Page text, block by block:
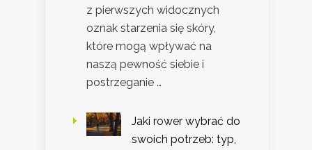
z pierwszych widocznych
oznak starzenia się skóry,
które mogą wpływać na
naszą pewność siebie i
postrzeganie …
Jaki rower wybrać do
swoich potrzeb: typ,